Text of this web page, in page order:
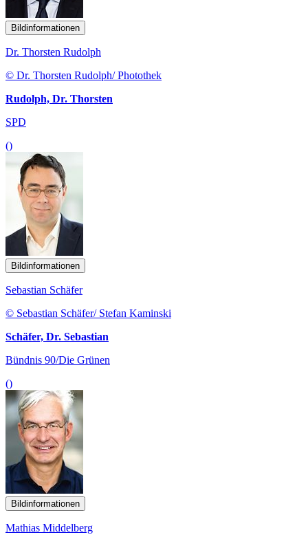
Bildinformationen
Dr. Thorsten Rudolph
© Dr. Thorsten Rudolph/ Photothek
Rudolph, Dr. Thorsten
SPD
()
Bildinformationen
Sebastian Schäfer
© Sebastian Schäfer/ Stefan Kaminski
Schäfer, Dr. Sebastian
Bündnis 90/Die Grünen
()
Bildinformationen
Mathias Middelberg